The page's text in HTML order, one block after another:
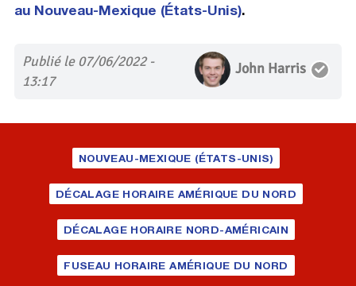
au Nouveau-Mexique (États-Unis).
Publié le 07/06/2022 -
13:17
John Harris
NOUVEAU-MEXIQUE (ÉTATS-UNIS)
DÉCALAGE HORAIRE AMÉRIQUE DU NORD
DÉCALAGE HORAIRE NORD-AMÉRICAIN
FUSEAU HORAIRE AMÉRIQUE DU NORD